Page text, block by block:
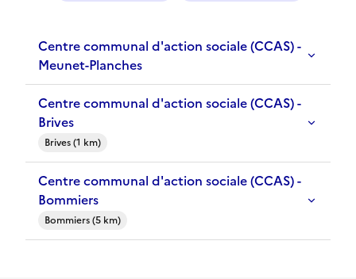
Centre communal d'action sociale (CCAS) -
Meunet-Planches
Centre communal d'action sociale (CCAS) -
Brives
Brives (1 km)
Centre communal d'action sociale (CCAS) -
Bommiers
Bommiers (5 km)